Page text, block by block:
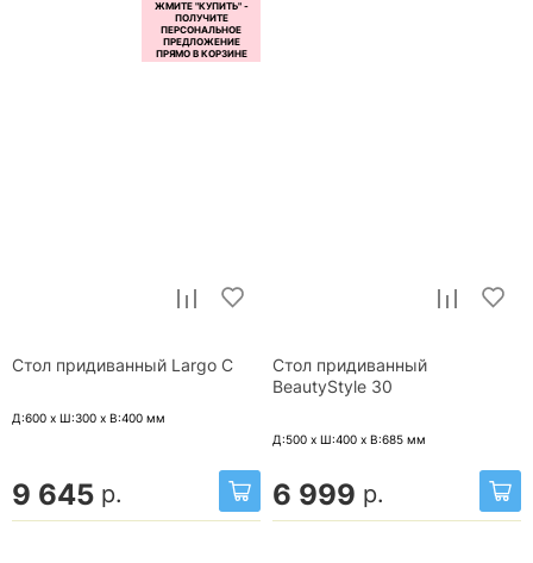
Стол придиванный Largo C
Д:600 x Ш:300 x В:400 мм
9 645 р.
Стол придиванный
BeautyStyle 30
Д:500 x Ш:400 x В:685 мм
6 999 р.